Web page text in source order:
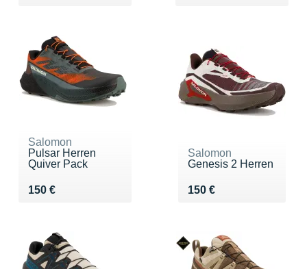
Salomon
Pulsar Herren
Quiver Pack
150 €
Vendu 150 €
Salomon
Genesis 2 Herren
150 €
Vendu 150 €